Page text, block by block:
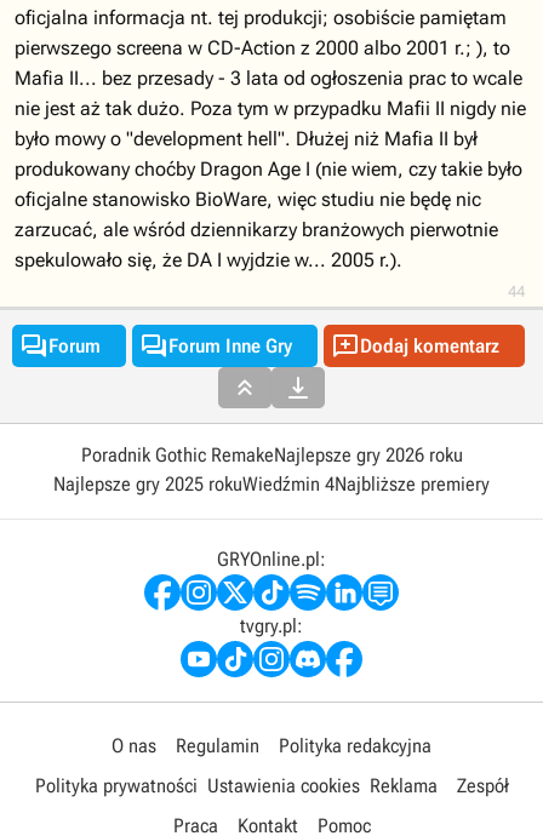
44
oficjalna informacja nt. tej produkcji; osobiście pamiętam
pierwszego screena w CD-Action z 2000 albo 2001 r.; ), to
Mafia II... bez przesady - 3 lata od ogłoszenia prac to wcale
nie jest aż tak dużo. Poza tym w przypadku Mafii II nigdy nie
było mowy o "development hell". Dłużej niż Mafia II był
produkowany choćby Dragon Age I (nie wiem, czy takie było
oficjalne stanowisko BioWare, więc studiu nie będę nic
zarzucać, ale wśród dziennikarzy branżowych pierwotnie
spekulowało się, że DA I wyjdzie w... 2005 r.).
Forum Forum Inne Gry Dodaj komentarz
 
Poradnik Gothic RemakeNajlepsze gry 2026 roku
Najlepsze gry 2025 rokuWiedźmin 4Najbliższe premiery
GRYOnline.pl:
tvgry.pl:
O nas Regulamin
Polityka redakcyjna
Polityka prywatności Ustawienia cookies Reklama
Zespół
Praca
Kontakt Pomoc